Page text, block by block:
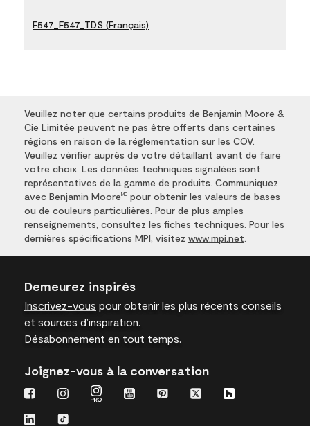
F547_F547_TDS (Français)
Veuillez noter que certains produits de Benjamin Moore &
Cie Limitée peuvent ne pas être offerts dans certaines
régions en raison de la réglementation sur les COV.
Veuillez vérifier auprès de votre détaillant avant de faire
votre choix. Les données techniques signalées sont
représentatives de la gamme de produits. Communiquez
avec Benjamin Moore MD pour obtenir les valeurs de bases
ou de couleurs particulières. Pour de plus amples
renseignements, consultez les fiches techniques. Pour les
dernières spécifications MPI, visitez www.mpi.net
Demeurez inspirés
Inscrivez-vous pour obtenir les plus récents conseils
et sources d’inspiration.
Désabonnement en tout temps.
Joignez-vous à la conversation